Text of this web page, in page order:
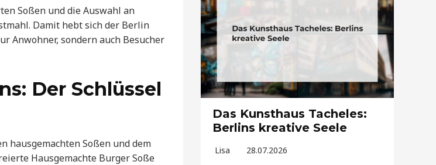
Soßen und die Auswahl an
Damit hebt sich der Berlin
Anwohner, sondern auch Besucher
Der Schlüssel
hausgemachten Soßen und dem
Hausgemachte Burger Soße
Das Kunsthaus Tacheles:
Berlins kreative Seele
Lisa 28.07.2026